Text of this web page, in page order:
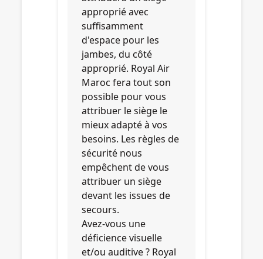
approprié avec
suffisamment
d'espace pour les
jambes, du côté
approprié. Royal Air
Maroc fera tout son
possible pour vous
attribuer le siège le
mieux adapté à vos
besoins. Les règles de
sécurité nous
empêchent de vous
attribuer un siège
devant les issues de
secours.
Avez-vous une
déficience visuelle
et/ou auditive ? Royal